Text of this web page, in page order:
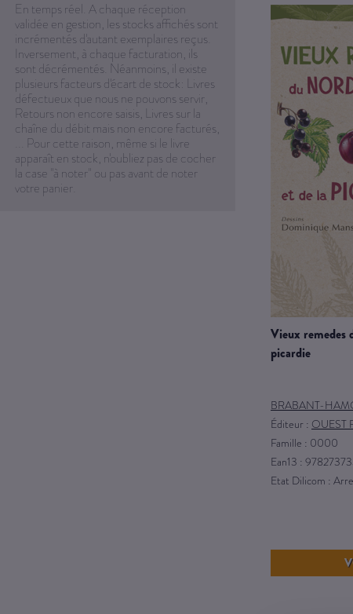
En temps réel. A chaque réception
validée en gestion, les stocks affichés sont
incrémentés d'autant exemplaires reçus.
Inversement, à chaque facturation, ils
sont décrémentés. Néanmoins, il existe
plusieurs facteurs d'écart de stock: Livres
défectueux que nous ne pouvons servir,
Retours non encore saisis, Livres sur la
chaîne du débit mais non encore facturés,
... Pour cette raison, même si le livre
apparaît en stock, n'oubliez pas de cocher
la case "à noter" ou pas avant de noter
votre panier.
vieux remedes du nord-pas-de-calais et
picardie
BRABANT-
Éditeur : OUEST
Famille : 0000
Ean13 :
Etat Dilicom :